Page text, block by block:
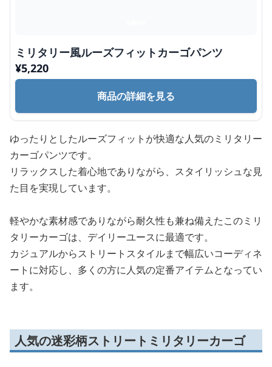
ミリタリー風ルーズフィットカーゴパンツ
¥5,220
商品の詳細を見る
ゆったりとしたルーズフィットが快適な人気のミリタリー
カーゴパンツです。
リラックスした着心地でありながら、スタイリッシュな見
た目を実現しています。
軽やかな素材感でありながら耐久性も兼ね備えたこのミリ
タリーカーゴは、デイリーユースに最適です。
カジュアルからストリートスタイルまで幅広いコーディネ
ートに対応し、多くの方に人気の定番アイテムとなってい
ます。
人気の迷彩柄ストリートミリタリーカーゴ